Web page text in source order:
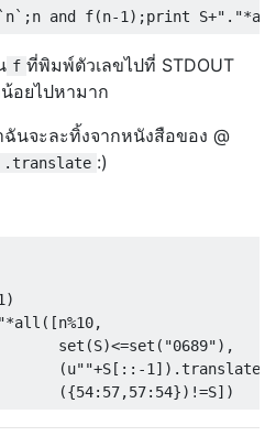
n`;n and f(n-1 );print S+"."*
f ที่พิมพ์ตัวเลขไปที่ STDOUT
อยไปหามาก
นจะละทิ้งจากหนังสือของ @
.translate :)
)
*all ([n%10,
set
(S)<=set ( "0689"),
(u""+S [::-1 ]).translate
({54: 57,57: 54})!=S])